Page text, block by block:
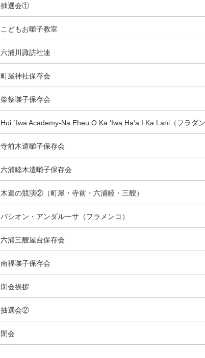
抽選会①
こどもお囃子教室
六浦川諏訪社連
町屋神社保存会
柴祭囃子保存会
Hui `Iwa Academy-Na Eheu O Ka ‘Iwa Ha‘a I Ka Lani（フラダン
寺前木遣囃子保存会
六浦睦木遣囃子保存会
木遣の競演②（町屋・寺前・六浦睦・三艘）
パシオン・アンダルーサ（フラメンコ）
六浦三艘屋台保存会
南福囃子保存会
閉会挨拶
抽選会②
閉会